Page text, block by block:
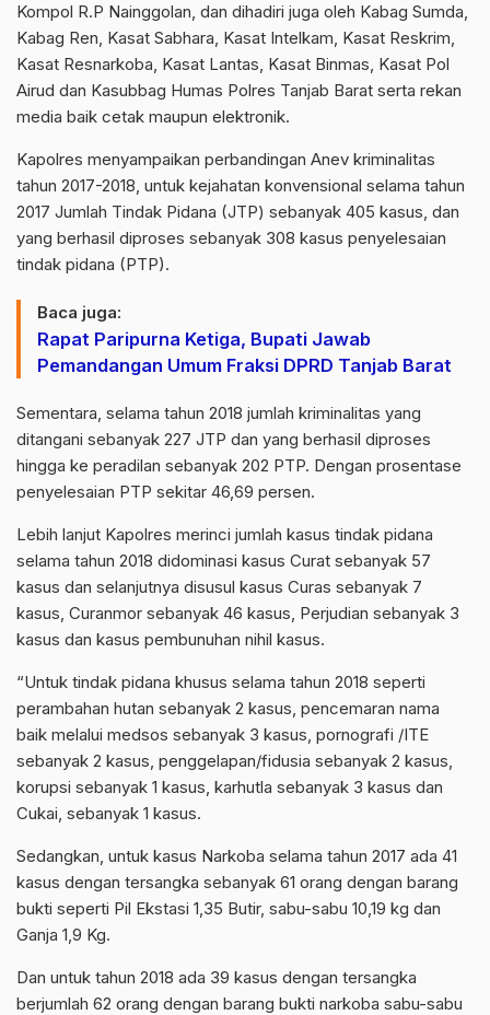
Kompol R.P Nainggolan, dan dihadiri juga oleh Kabag Sumda,
Kabag Ren, Kasat Sabhara, Kasat Intelkam, Kasat Reskrim,
Kasat Resnarkoba, Kasat Lantas, Kasat Binmas, Kasat Pol
Airud dan Kasubbag Humas Polres Tanjab Barat serta rekan
media baik cetak maupun elektronik.
Kapolres menyampaikan perbandingan Anev kriminalitas
tahun 2017-2018, untuk kejahatan konvensional selama tahun
2017 Jumlah Tindak Pidana (JTP) sebanyak 405 kasus, dan
yang berhasil diproses sebanyak 308 kasus penyelesaian
tindak pidana (PTP).
Baca juga:
Rapat Paripurna Ketiga, Bupati Jawab
Pemandangan Umum Fraksi DPRD Tanjab Barat
Sementara, selama tahun 2018 jumlah kriminalitas yang
ditangani sebanyak 227 JTP dan yang berhasil diproses
hingga ke peradilan sebanyak 202 PTP. Dengan prosentase
penyelesaian PTP sekitar 46,69 persen.
Lebih lanjut Kapolres merinci jumlah kasus tindak pidana
selama tahun 2018 didominasi kasus Curat sebanyak 57
kasus dan selanjutnya disusul kasus Curas sebanyak 7
kasus, Curanmor sebanyak 46 kasus, Perjudian sebanyak 3
kasus dan kasus pembunuhan nihil kasus.
“Untuk tindak pidana khusus selama tahun 2018 seperti
perambahan hutan sebanyak 2 kasus, pencemaran nama
baik melalui medsos sebanyak 3 kasus, pornografi /ITE
sebanyak 2 kasus, penggelapan/fidusia sebanyak 2 kasus,
korupsi sebanyak 1 kasus, karhutla sebanyak 3 kasus dan
Cukai, sebanyak 1 kasus.
Sedangkan, untuk kasus Narkoba selama tahun 2017 ada 41
kasus dengan tersangka sebanyak 61 orang dengan barang
bukti seperti Pil Ekstasi 1,35 Butir, sabu-sabu 10,19 kg dan
Ganja 1,9 Kg.
Dan untuk tahun 2018 ada 39 kasus dengan tersangka
berjumlah 62 orang dengan barang bukti narkoba sabu-sabu